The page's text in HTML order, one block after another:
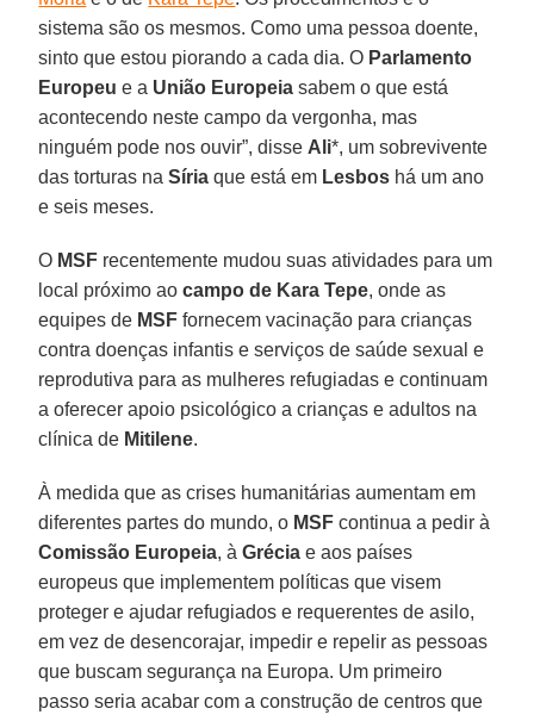
sistema são os mesmos. Como uma pessoa doente,
sinto que estou piorando a cada dia. O Parlamento
Europeu e a União Europeia sabem o que está
acontecendo neste campo da vergonha, mas
ninguém pode nos ouvir”, disse Ali*, um sobrevivente
das torturas naSíria que está em Lesbos há um ano
e seis meses.
O MSF recentemente mudou suas atividades para um
local próximo aocampo de Kara Tepe, onde as
equipes de MSF fornecem vacinação para crianças
contra doenças infantis e serviços de saúde sexual e
reprodutiva para as mulheres refugiadas e continuam
a oferecer apoio psicológico a crianças e adultos na
clínica de Mitilene.
À medida que as crises humanitárias aumentam em
diferentes partes do mundo, o MSF continua a pedir à
Comissão Europeia, àGrécia e aos países
europeus que implementem políticas que visem
proteger e ajudar refugiados e requerentes de asilo,
em vez de desencorajar, impedir e repelir as pessoas
que buscam segurança na Europa. Um primeiro
passo seria acabar com a construção de centros que